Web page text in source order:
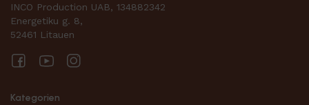
INCO Production UAB, 134882342
Energetiku g. 8,
52461 Litauen
FacebookYouTube
Kategorien